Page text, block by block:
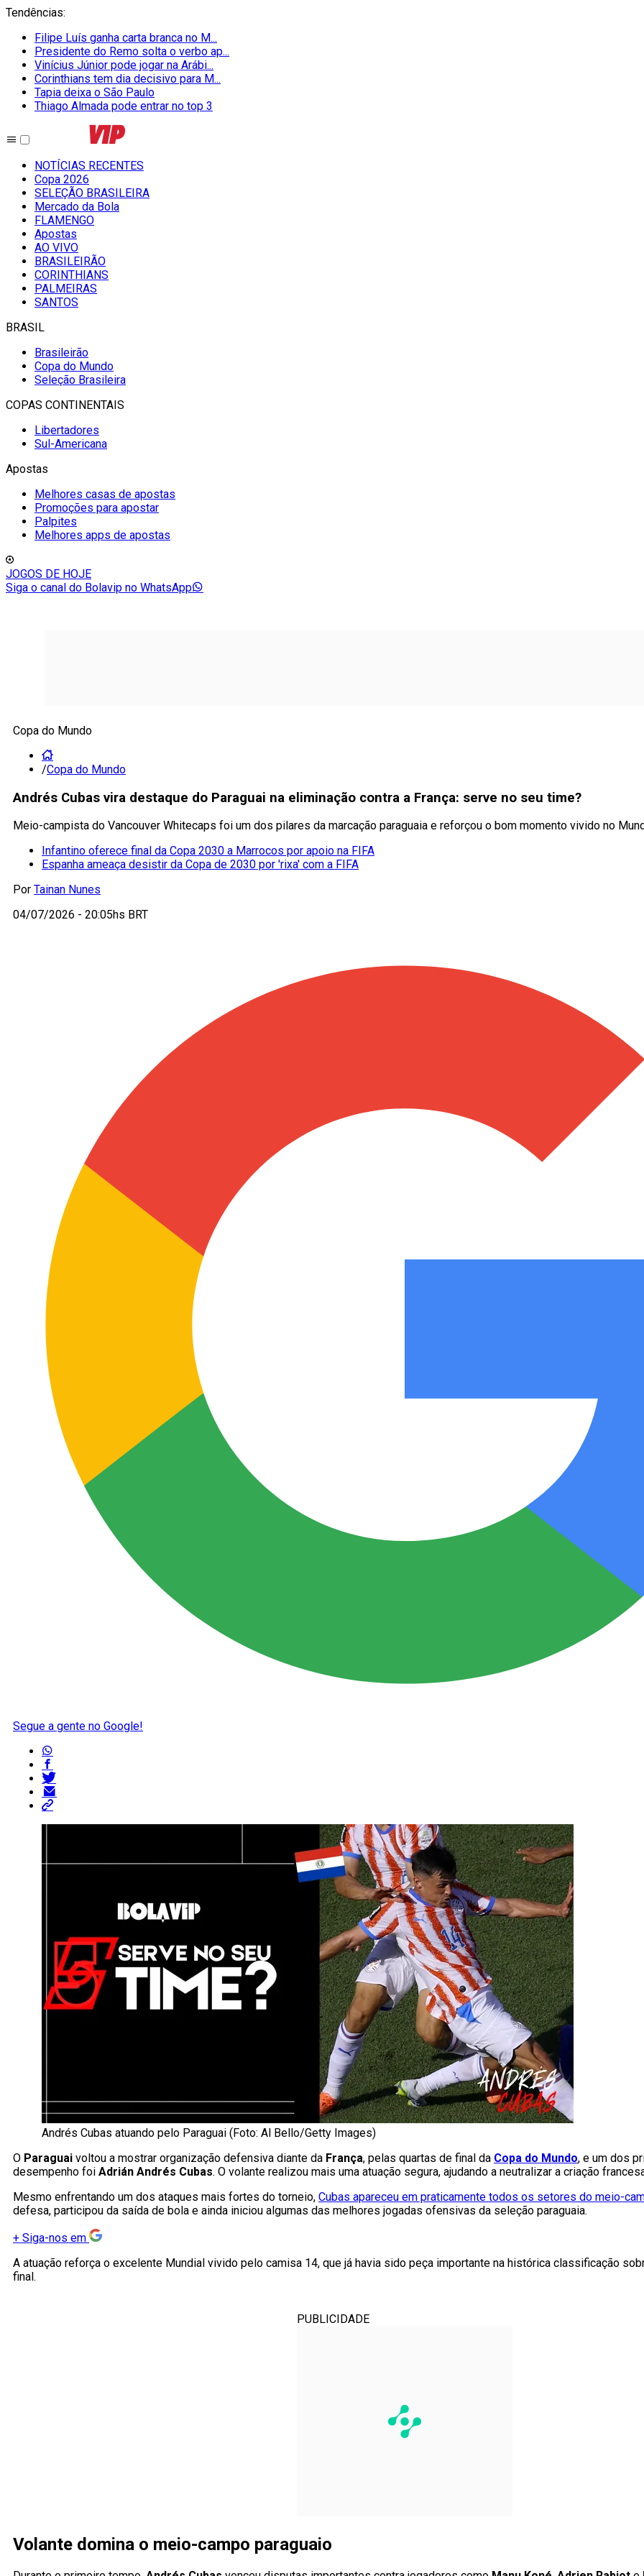
Tendências:
Filipe Luís ganha carta branca no M...
Presidente do Remo solta o verbo ap...
Vinícius Júnior pode jogar na Arábi...
Corinthians tem dia decisivo para M...
Tapia deixa o São Paulo
Thiago Almada pode entrar no top 3
NOTÍCIAS RECENTES
Copa 2026
SELEÇÃO BRASILEIRA
Mercado da Bola
FLAMENGO
Apostas
AO VIVO
BRASILEIRÃO
CORINTHIANS
PALMEIRAS
SANTOS
BRASIL
Brasileirão
Copa do Mundo
Seleção Brasileira
COPAS CONTINENTAIS
Libertadores
Sul-Americana
Apostas
Melhores casas de apostas
Promoções para apostar
Palpites
Melhores apps de apostas
JOGOS DE HOJE
Siga o canal do Bolavip no WhatsApp
Copa do Mundo
/Copa do Mundo
Andrés Cubas vira destaque do Paraguai na eliminação contra a França: serve no seu time?
Meio-campista do Vancouver Whitecaps foi um dos pilares da marcação paraguaia e reforçou o bom momento vivido no
Infantino oferece final da Copa 2030 a Marrocos por apoio na FIFA
Espanha ameaça desistir da Copa de 2030 por 'rixa' com a FIFA
Por Tainan Nunes
04/07/2026 - 20:05hs BRT
Segue a gente no Google!
Andrés Cubas atuando pelo Paraguai (Foto: Al Bello/Getty Images)
O Paraguai voltou a mostrar organização defensiva diante da França, pelas quartas de final da Copa do Mundo, e um dos
desempenho foi Adrián Andrés Cubas. O volante realizou mais uma atuação segura, ajudando a neutralizar a criação
Mesmo enfrentando um dos ataques mais fortes do torneio, Cubas apareceu em praticamente todos os setores do meio-
defesa, participou da saída de bola e ainda iniciou algumas das melhores jogadas ofensivas da seleção paraguaia.
+ Siga-nos em
A atuação reforça o excelente Mundial vivido pelo camisa 14, que já havia sido peça importante na histórica classificação
final.
PUBLICIDADE
Volante domina o meio-campo paraguaio